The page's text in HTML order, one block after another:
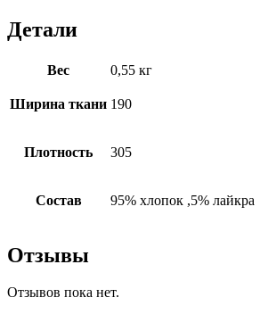
Детали
Вес 0,55 кг
Ширина ткани 190
Плотность 305
Состав 95% хлопок ,5% лайкра
Отзывы
Отзывов пока нет.